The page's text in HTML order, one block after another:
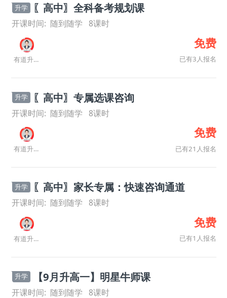
升学 〖高中〗全科备考规划课
开课时间: 随到随学 8课时
有道升学规划师
免费
已有3人报名
升学 〖高中〗专属选课咨询
开课时间: 随到随学 8课时
有道升学规划师
免费
已有21人报名
升学 〖高中〗家长专属：快速咨询通道
开课时间: 随到随学 8课时
有道升学规划师
免费
已有1人报名
升学 【9月升高一】明星牛师课
开课时间: 随到随学 8课时